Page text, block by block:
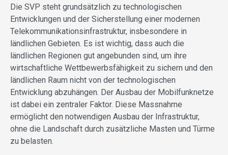
Die SVP steht grundsätzlich zu technologischen
Entwicklungen und der Sicherstellung einer modernen
Telekommunikationsinfrastruktur, insbesondere in
ländlichen Gebieten. Es ist wichtig, dass auch die
ländlichen Regionen gut angebunden sind, um ihre
wirtschaftliche Wettbewerbsfähigkeit zu sichern und den
ländlichen Raum nicht von der technologischen
Entwicklung abzuhängen. Der Ausbau der Mobilfunknetze
ist dabei ein zentraler Faktor. Diese Massnahme
ermöglicht den notwendigen Ausbau der Infrastruktur,
ohne die Landschaft durch zusätzliche Masten und Türme
zu belasten.